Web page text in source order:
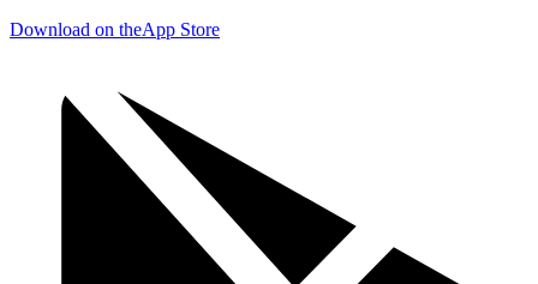
Download on theApp Store